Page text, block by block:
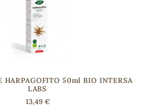
HARPAGOFITO 50ml BIO INTERSA
LABS
13,49 €